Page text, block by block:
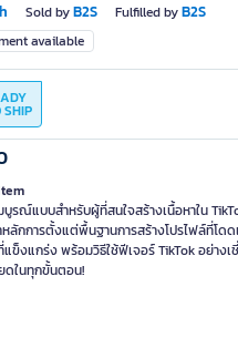
Sold byB2S Fulfilled byB2S
available
SHIP
รณ์แบบสำหรับผู้ที่สนใจสร้างเนื้อหาใน
หลักการตั้งแต่พื้นฐานการสร้างโปรไฟล์ที่โ
ข็งแกร่ง พร้อมวิธีใช้ฟีเจอร์ TikTok อย่าง
ดในทุกขั้นตอน!